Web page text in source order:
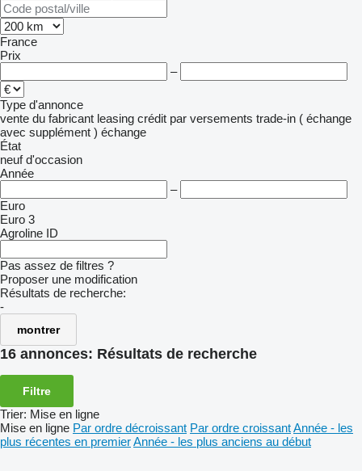
France
Prix
–
Type d'annonce
vente du fabricant leasing crédit par versements trade-in ( échange
avec supplément ) échange
État
neuf d'occasion
Année
–
Euro
Euro 3
Agroline ID
Pas assez de filtres ?
Proposer une modification
Résultats de recherche:
-
montrer
16 annonces: Résultats de recherche
Filtre
Trier: Mise en ligne
Mise en ligne Par ordre décroissant Par ordre croissantAnnée - les
plus récentes en premierAnnée - les plus anciens au début